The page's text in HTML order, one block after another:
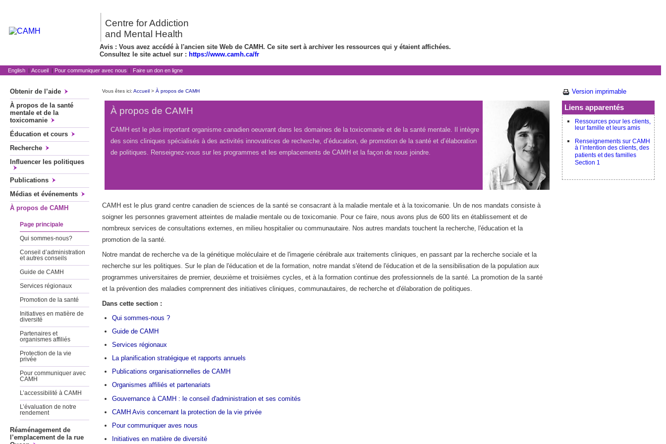
Centre for Addiction
and Mental Health
Avis : Vous avez accédé à l'ancien site Web de CAMH. Ce site sert à archiver les ressources qui y étaient affichées.
Consultez le site actuel sur : https://www.camh.ca/fr
English | Accueil | Pour communiquer avec nous | Faire un don en ligne
Obtenir de l’aide
À propos de la santé
mentale et de la
toxicomanie
Éducation et cours
Recherche
Influencer les politiques
Publications
Médias et événements
À propos de CAMH
Page principale
Qui sommes-nous?
Conseil d’administration
et autres conseils
Guide de CAMH
Services régionaux
Promotion de la santé
Initiatives en matière de
diversité
Partenaires et
organismes affiliés
Protection de la vie
privée
Pour communiquer avec
CAMH
L’accessibilité à CAMH
L’évaluation de notre
rendement
Réaménagement de
l’emplacement de la rue
Vous êtes ici: Accueil > À propos de CAMH
À propos de CAMH
CAMH est le plus important organisme canadien oeuvrant dans les domaines de la toxicomanie et de la santé mentale. Il intègre
des soins cliniques spécialisés à des activités innovatrices de recherche, d’éducation, de promotion de la santé et d’élaboration
de politiques. Renseignez-vous sur les programmes et les emplacements de CAMH et la façon de nous joindre.
CAMH est le plus grand centre canadien de sciences de la santé se consacrant à la maladie mentale et à la toxicomanie. Un de nos mandats consiste à
soigner les personnes gravement atteintes de maladie mentale ou de toxicomanie. Pour ce faire, nous avons plus de 600 lits en établissement et de
nombreux services de consultations externes, en milieu hospitalier ou communautaire. Nos autres mandats touchent la recherche, l'éducation et la
promotion de la santé.
Notre mandat de recherche va de la génétique moléculaire et de l'imagerie cérébrale aux traitements cliniques, en passant par la recherche sociale et la
recherche sur les politiques. Sur le plan de l'éducation et de la formation, notre mandat s'étend de l'éducation et de la sensibilisation de la population aux
programmes universitaires de premier, deuxième et troisièmes cycles, et à la formation continue des professionnels de la santé. La promotion de la santé
et la prévention des maladies comprennent des initiatives cliniques, communautaires, de recherche et d'élaboration de politiques.
Dans cette section :
Qui sommes-nous ?
Guide de CAMH
Services régionaux
La planification stratégique et rapports annuels
Publications organisationnelles de CAMH
Organismes affiliés et partenariats
Gouvernance à CAMH : le conseil d'administration et ses comités
CAMH Avis concernant la protection de la vie privée
Pour communiquer aves nous
Initiatives en matière de diversité
Version imprimable
Liens apparentés
Ressources pour les clients,
leur famille et leurs amis
Renseignements sur CAMH
à l’intention des clients, des
patients et des familles
Section 1